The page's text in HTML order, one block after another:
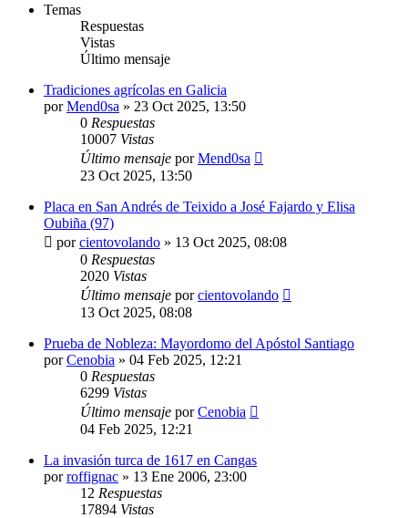
Temas
Respuestas
Vistas
Último mensaje
Tradiciones agrícolas en Galicia
porMend0sa » 23 Oct 2025, 13:50
0 Respuestas
10007 Vistas
Último mensaje porMend0sa
23 Oct 2025, 13:50
Placa en San Andrés de Teixido a José Fajardo y Elisa
Oubiña (97)
porcientovolando » 13 Oct 2025, 08:08
0 Respuestas
2020 Vistas
Último mensaje porcientovolando
13 Oct 2025, 08:08
Prueba de Nobleza: Mayordomo del Apóstol Santiago
porCenobia » 04 Feb 2025, 12:21
0 Respuestas
6299 Vistas
Último mensaje porCenobia
04 Feb 2025, 12:21
La invasión turca de 1617 en Cangas
porroffignac » 13 Ene 2006, 23:00
12 Respuestas
17894 Vistas